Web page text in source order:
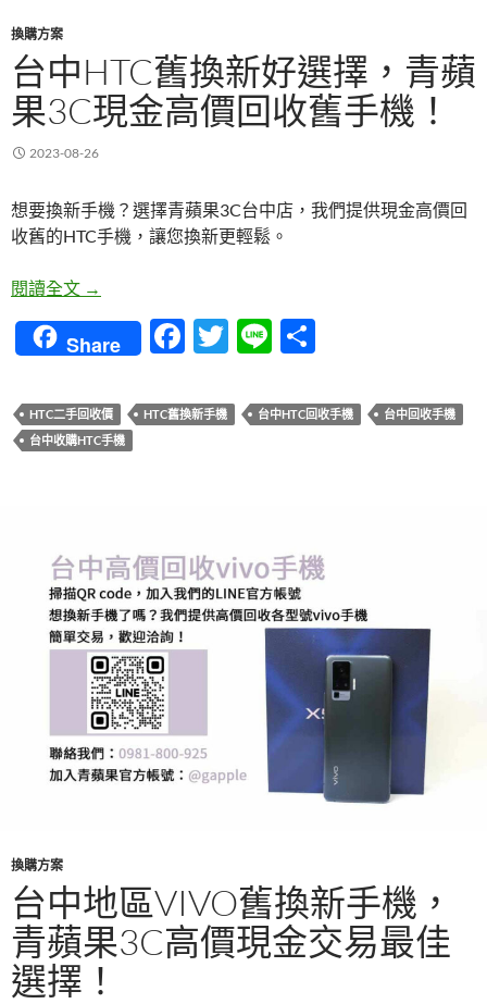
換購方案
台中HTC舊換新好選擇，青蘋
果3C現金高價回收舊手機！
2023-08-26
想要換新手機？選擇青蘋果3C台中店，我們提供現金高價回
收舊的HTC手機，讓您換新更輕鬆。
閱讀全文 台中HTC舊換新好選擇，青蘋果3C現金高價回收舊
→
Share
F
e
k
T
itt
Li
e
HTC二手回收價 HTC舊換新手機 台中HTC回收手機
台中回收手機
台中收購HTC手機
換購方案
台中地區VIVO舊換新手機，
青蘋果3C高價現金交易最佳
選擇！